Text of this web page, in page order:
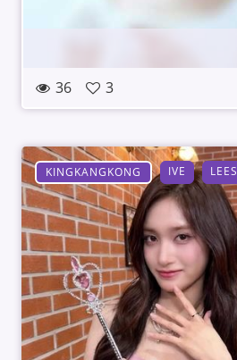
36 3
KINGKANGKONG IVE